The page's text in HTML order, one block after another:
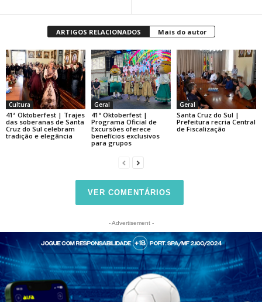
ARTIGOS RELACIONADOS Mais do autor
Cultura
41ª Oktoberfest | Trajes
das soberanas de Santa
Cruz do Sul celebram
tradição e elegância
Geral
41ª Oktoberfest |
Programa Oficial de
Excursões oferece
benefícios exclusivos
para grupos
Geral
Santa Cruz do Sul |
Prefeitura recria Central
de Fiscalização
VER COMENTÁRIOS
- Advertisement -